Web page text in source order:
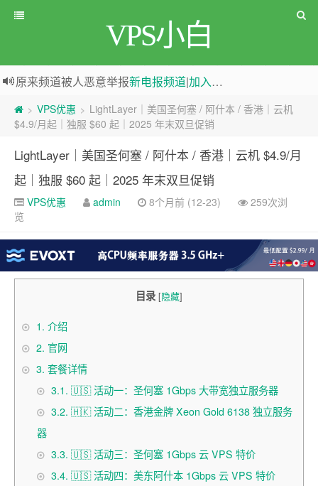
VPS小白
原来频道被人恶意举报新电报频道|加入电报群
greenwebpage|香港|日本|新加坡|美国等多地vps测评|移动直连|1Gbps带宽|年付€29
> VPS优惠 > LightLayer｜美国圣何塞 / 阿什本 / 香港｜云机
$4.9/月起｜独服 $60 起｜2025 年末双旦促销
LightLayer｜美国圣何塞 / 阿什本 / 香港｜云机 $4.9/月
起｜独服 $60 起｜2025 年末双旦促销
VPS优惠 admin 8个月前 (12-23)
259次浏
览
目录 [隐藏]
1. 介绍
2. 官网
3. 套餐详情
3.1. 🇺🇸 活动一：圣何塞 1Gbps 大带宽独立服务器
3.2. 🇭🇰 活动二：香港金牌 Xeon Gold 6138 独立服务
器
3.3. 🇺🇸 活动三：圣何塞 1Gbps 云 VPS 特价
3.4. 🇺🇸 活动四：美东阿什本 1Gbps 云 VPS 特价